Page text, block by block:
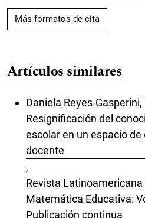
Más formatos de cita
Artículos similares
Daniela Reyes-
Resignificación del
escolar en un espacio
docente
,
Revista
Matemática Educativa:
Publicación continua